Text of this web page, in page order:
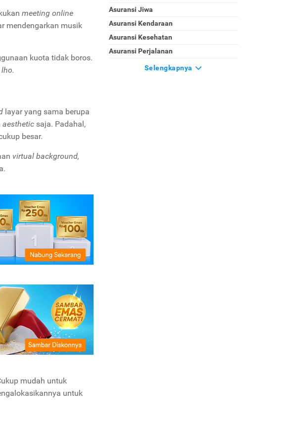
meeting online
mendengarkan musik
kuota tidak boros.
lho.
layar yang sama berupa
aesthetic saja. Padahal,
besar.
virtual background,
mudah untuk
untuk
Asuransi Jiwa
Asuransi Kendaraan
Asuransi Kesehatan
Asuransi Perjalanan
Selengkapnya